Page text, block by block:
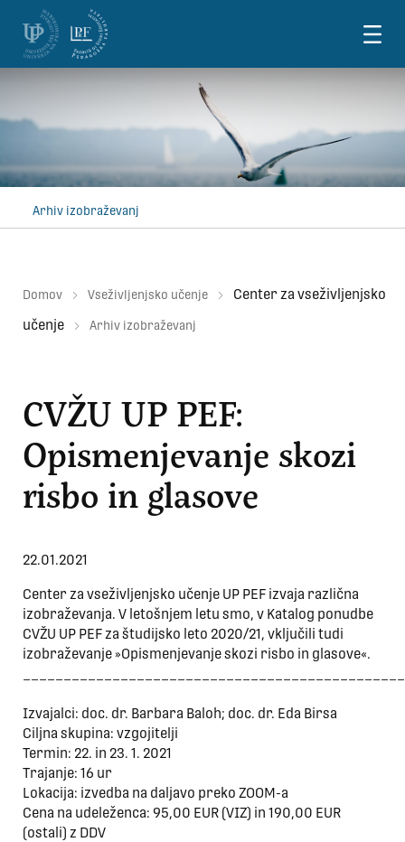
Skoči na vsebino
Arhiv izobraževanj
Domov Vseživljenjsko učenje
Center za vseživljenjsko
učenje
Arhiv izobraževanj
CVŽU UP PEF:
Opismenjevanje skozi
risbo in glasove
22.01.2021
Center za vseživljenjsko učenje UP PEF izvaja različna
izobraževanja. V letošnjem letu smo, v Katalog ponudbe
CVŽU UP PEF za študijsko leto 2020/21, vključili tudi
izobraževanje »Opismenjevanje skozi risbo in glasove«.
Izvajalci: doc. dr. Barbara Baloh; doc. dr. Eda Birsa
Ciljna skupina: vzgojitelji
Termin: 22. in 23. 1. 2021
Trajanje: 16 ur
Lokacija: izvedba na daljavo preko ZOOM-a
Cena na udeleženca: 95,00 EUR (VIZ) in 190,00 EUR
(ostali) z DDV